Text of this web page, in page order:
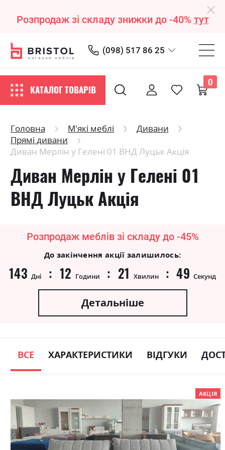
Розпродаж зі складу знижки до -40% тут
(098) 517 86 25
КАТАЛОГ ТОВАРІВ
0
Головна М'які меблі
Дивани
Прямі дивани
Диван Мерлін у Гелені 01 ВНД Луцьк Акція
Диван Мерлін у Гелені 01
ВНД Луцьк Акція
Розпродаж меблів зі складу до -45%
До закінчення акції залишилось:
143 Дні 12 Години 21 Хвилин 49 Секунд
Детальніше
ВСЕ ХАРАКТЕРИСТИКИ ВІДГУКИ
АКЦІЯ
to
the
end
of